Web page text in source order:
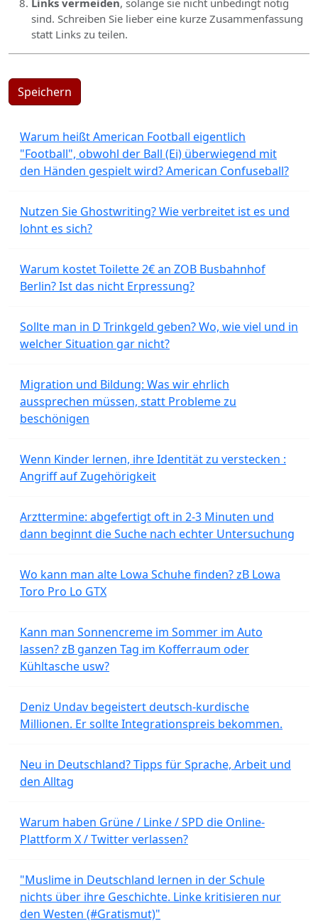
sind. Schreiben Sie lieber eine kurze Zusammenfassung
statt Links zu teilen.
Speichern
Warum heißt American Football eigentlich
"Football", obwohl der Ball (Ei) überwiegend mit
den Händen gespielt wird? American Confuseball?
Nutzen Sie Ghostwriting? Wie verbreitet ist es und
lohnt es sich?
Warum kostet Toilette 2€ an ZOB Busbahnhof
Berlin? Ist das nicht Erpressung?
Sollte man in D Trinkgeld geben? Wo, wie viel und in
welcher Situation gar nicht?
Migration und Bildung: Was wir ehrlich
aussprechen müssen, statt Probleme zu
beschönigen
Wenn Kinder lernen, ihre Identität zu verstecken :
Angriff auf Zugehörigkeit
Arzttermine: abgefertigt oft in 2-3 Minuten und
dann beginnt die Suche nach echter Untersuchung
Wo kann man alte Lowa Schuhe finden? zB Lowa
Toro Pro Lo GTX
Kann man Sonnencreme im Sommer im Auto
lassen? zB ganzen Tag im Kofferraum oder
Kühltasche usw?
Deniz Undav begeistert deutsch-kurdische
Millionen. Er sollte Integrationspreis bekommen.
Neu in Deutschland? Tipps für Sprache, Arbeit und
den Alltag
Warum haben Grüne / Linke / SPD die Online-
Plattform X / Twitter verlassen?
"Muslime in Deutschland lernen in der Schule
nichts über ihre Geschichte. Linke kritisieren nur
den Westen (#Gratismut)"